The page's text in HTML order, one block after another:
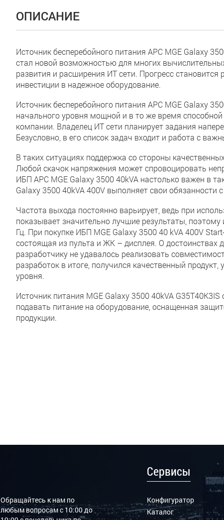
ОПИСАНИЕ
Источник бесперебойного питания APC MGE Galaxy
стал новой возможностью для многих
развития и расширения ИТ сети. Прогресс
инвестиции в надежное оборудование.
Источник бесперебойного питания APC MGE Galaxy
начального уровня мощной и в то же время
компании. Владелец ИТ сети планирует задания
Безусловно, в его список задач входит и работа с
В таких ситуациях поддержка со стороны
Любой скачок напряжения может спровоцировать
ИБП APC MGE Galaxy 3500 40kVA настолько важен в
Galaxy 3500 40kVA 400V выполняет свои
Частота выхода постоянно варьирует, ведь при
показывает значительно лучшие результаты,
Гц. При покупке ИБП MGE Galaxy 3500 40 kVA 400V
состоящая из пульта и ЖК – дисплея. О достоинствах
разработчику не удавалось реализовать
разработок в итоге, получился качественный
уровня.
Источник питания MGE Galaxy 3500 40kVA
подавать питание на оборудование, оснащенная
продукции.
Обращайтесь к нам по
любым вопросам с 10:00 до
Сервисы
Конфигуратор
Каталог